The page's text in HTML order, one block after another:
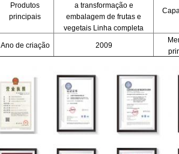
Produtos
principais
a transformação e
embalagem de frutas e
vegetais Linha completa
Ano de criação 2009